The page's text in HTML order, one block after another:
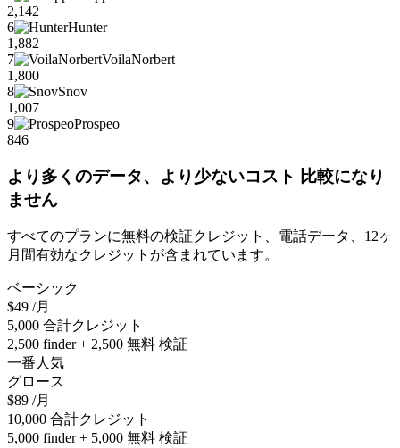
2,142
6
Hunter
1,882
7
VoilaNorbert
1,800
8
Snov
1,007
9
Prospeo
846
より多くのデータ、より少ないコスト 比較になり
ません
すべてのプランに無料の検証クレジット、電話データ、12ヶ
月間有効なクレジットが含まれています。
ベーシック
$49 /月
5,000 合計クレジット
2,500 finder + 2,500 無料 検証
一番人気
グロース
$89 /月
10,000 合計クレジット
5,000 finder + 5,000 無料 検証